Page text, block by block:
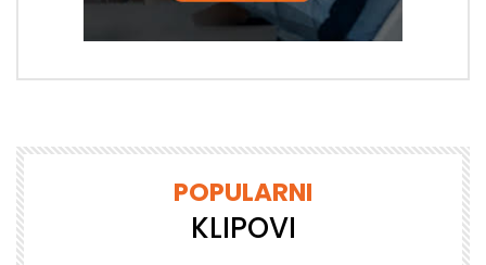
POPULARNI
KLIPOVI